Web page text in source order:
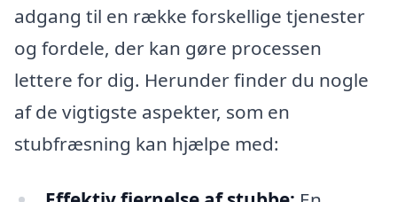
adgang til en række forskellige tjenester
og fordele, der kan gøre processen
lettere for dig. Herunder finder du nogle
af de vigtigste aspekter, som en
stubfræsning kan hjælpe med: